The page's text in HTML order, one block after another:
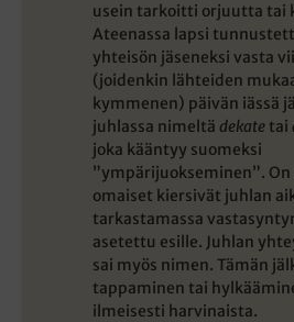
usein tarkoitti orjuutta tai
Ateenassa lapsi
yhteisön jäseneksi vasta
(joidenkin lähteiden
kymmenen) päivän iässä
juhlassa nimeltä dekate tai
joka kääntyy suomeksi
”ympärijuokseminen”.
omaiset kiersivät juhlan
tarkastamassa
asetettu esille. Juhlan
sai myös nimen. Tämän
tappaminen tai
ilmeisesti harvinaista.